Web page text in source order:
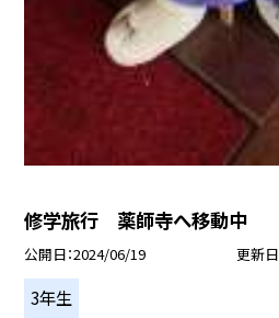
修学旅行 薬師寺へ移動中
公開日 2024/06/19 更新日
3年生